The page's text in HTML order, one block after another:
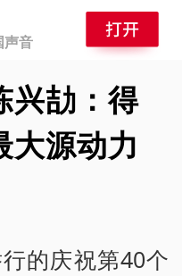
声音
兴劼：得
大源动力
的庆祝第40个